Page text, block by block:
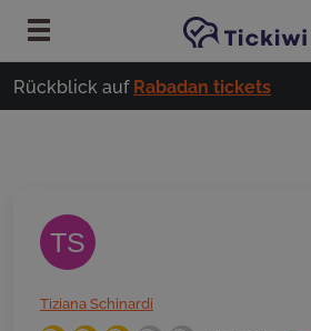
Zum Hauptinhalt springen
Rückblick auf Rabadan tickets
TS
Tiziana Schinardi